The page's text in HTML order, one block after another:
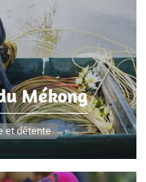
Mékong
et détente